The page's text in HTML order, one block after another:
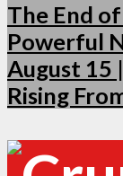
The End
Powerful
August 15
Rising